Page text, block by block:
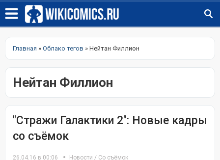
Главная » Облако тегов » Нейтан Филлион
Нейтан Филлион
"Стражи Галактики 2": Новые кадры
со съёмок
26.04.16 в 00:06 Новости / Со съёмок